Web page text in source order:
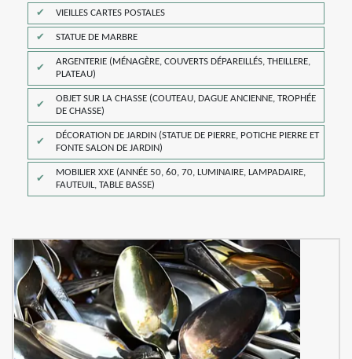
VIEILLES CARTES POSTALES
STATUE DE MARBRE
ARGENTERIE (MÉNAGÈRE, COUVERTS DÉPAREILLÉS, THEILLERE,
PLATEAU)
OBJET SUR LA CHASSE (COUTEAU, DAGUE ANCIENNE, TROPHÉE
DE CHASSE)
DÉCORATION DE JARDIN (STATUE DE PIERRE, POTICHE PIERRE ET
FONTE SALON DE JARDIN)
MOBILIER XXE (ANNÉE 50, 60, 70, LUMINAIRE, LAMPADAIRE,
FAUTEUIL, TABLE BASSE)